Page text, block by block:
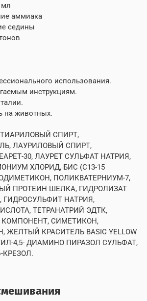
мл
аммиака
седины
использования.
инструкциям.
на животных.
СПИРТ,
ЛАУРИЛОВЫЙ СПИРТ,
30, ЛАУРЕТ СУЛЬФАТ НАТРИЯ,
ХЛОРИД, БИС (С13-15
ПОЛИКВАТЕРНИУМ-7,
ПРОТЕИН ШЕЛКА, ГИДРОЛИЗАТ
ГИДРОСУЛЬФИТ НАТРИЯ,
ТЕТРАНАТРИЙ ЭДТК,
СИМЕТИКОН,
ЖЕЛТЫЙ КРАСИТЕЛЬ BASIC YELLOW
4,5- ДИАМИНО ПИРАЗОЛ СУЛЬФАТ,
КРЕЗОЛ.